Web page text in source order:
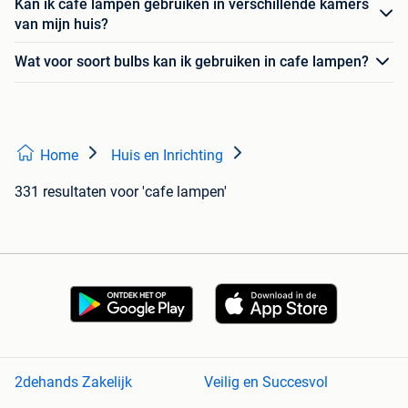
Kan ik cafe lampen gebruiken in verschillende kamers
van mijn huis?
Wat voor soort bulbs kan ik gebruiken in cafe lampen?
Home Huis en Inrichting
331 resultaten voor 'cafe lampen'
2dehands Zakelijk Veilig en Succesvol